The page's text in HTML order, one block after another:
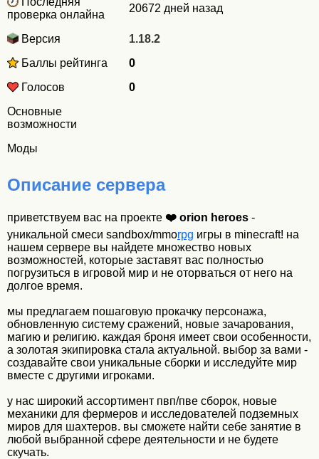
проверка онлайна
20672 дней назад
Версия
1.18.2
Баллы рейтинга
0
Голосов
0
Основные
возможности
Моды
Описание сервера
приветствуем вас на проекте ❤️ orion heroes -
уникальной смеси sandbox/mmorpg игры в minecraft! на
нашем сервере вы найдете множество новых
возможностей, которые заставят вас полностью
погрузиться в игровой мир и не оторваться от него на
долгое время.
мы предлагаем пошаговую прокачку персонажа,
обновленную систему сражений, новые зачарования,
магию и религию. каждая броня имеет свои особенности,
а золотая экипировка стала актуальной. выбор за вами -
создавайте свои уникальные сборки и исследуйте мир
вместе с другими игроками.
у нас широкий ассортимент пвп/пве сборок, новые
механики для фермеров и исследователей подземных
миров для шахтеров. вы сможете найти себе занятие в
любой выбранной сфере деятельности и не будете
скучать.